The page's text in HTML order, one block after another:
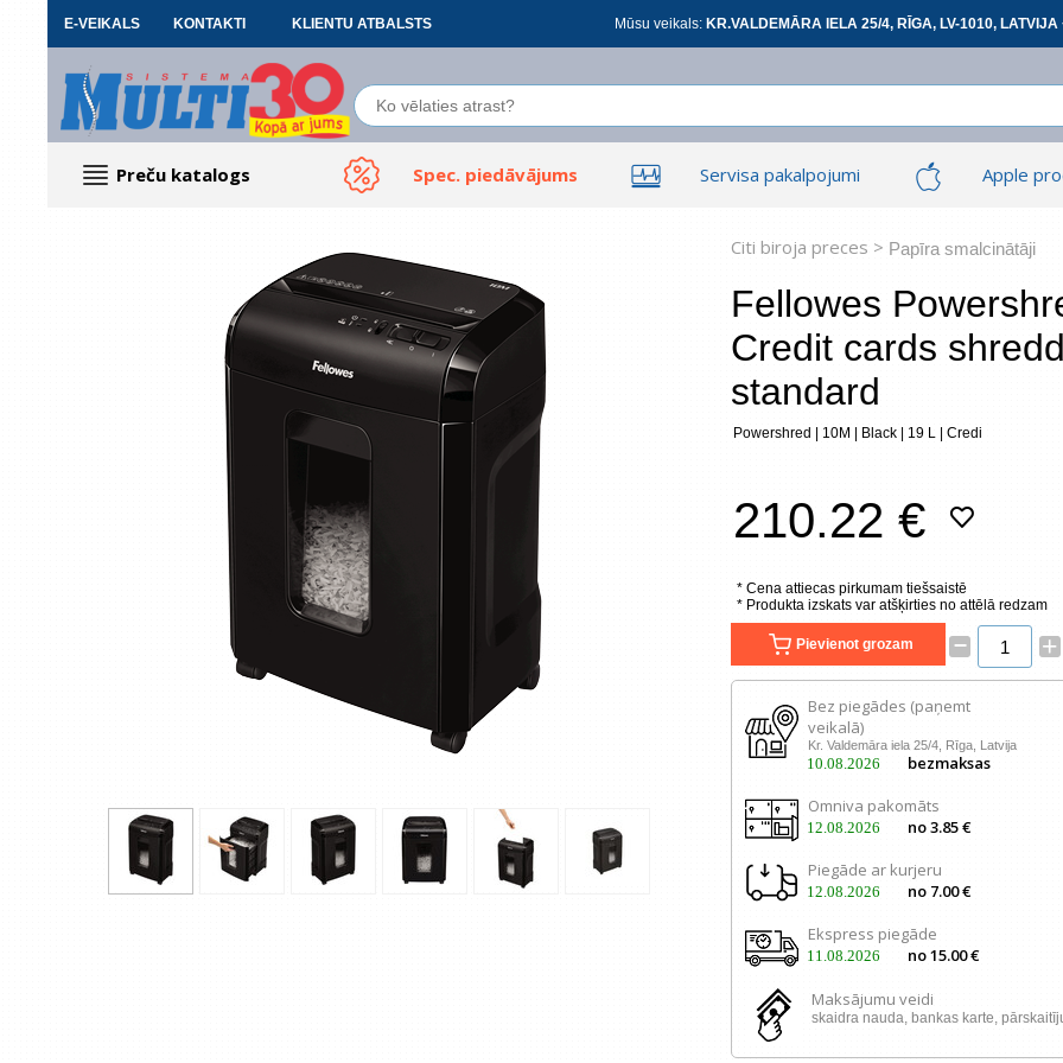
E-VEIKALS KONTAKTI KLIENTU ATBALSTS Mūsu veikals: KR.VALDEMĀRA IELA 25/4, RĪGA, LV-1010,
Ieiet
Ieiet
Preču katalogs Spec. piedāvājums Servisa pakalpojumi Apple
Tīkla produkti Viedierīces
Renewd tehnika, Outlet
Citi biroja preces > Papīra smalcinātāji
Fellowes
Credit cards
standard
Powershred | 10M | Black | 19 L | Credi
210.22 €
* Cena attiecas pirkumam tiešsaistē
* Produkta izskats var atšķirties no attēlā redzam
Pievienot grozam – +
Bez piegādes (paņemt
veikalā)
Kr. Valdemāra iela 25/4, Rīga, Latvija
10.08.2026
bezmaksas
Omniva pakomāts
12.08.2026
no 3.85 €
Piegāde ar kurjeru
12.08.2026
no 7.00 €
Ekspress piegāde
11.08.2026 no 15.00 €
Maksājumu veidi
skaidra nauda, ​​bankas karte,